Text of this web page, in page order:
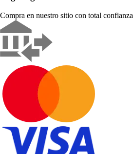
Compra en nuestro sitio con total confianza